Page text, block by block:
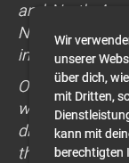
Wir
unserer
über dich,
mit Dritten,
kann mit
berechtigten
and North
Nash (CDAA
in May 2017.
Over the
weekends in
dives, mostly
there were a